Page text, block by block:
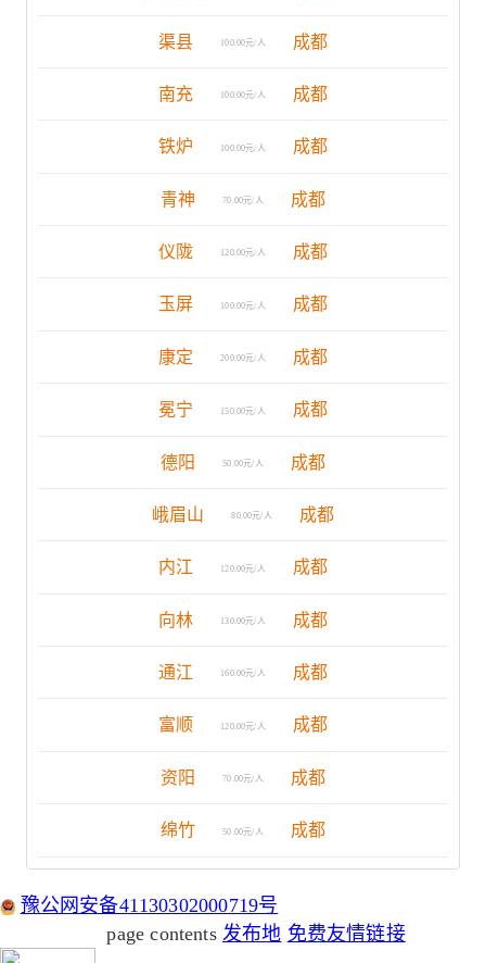
渠县 100.00元/人 成都
南充 100.00元/人 成都
铁炉 100.00元/人 成都
青神 70.00元/人 成都
仪陇 120.00元/人 成都
玉屏 100.00元/人 成都
康定 200.00元/人 成都
冕宁 150.00元/人 成都
德阳 50.00元/人 成都
峨眉山 80.00元/人 成都
内江 120.00元/人 成都
向林 130.00元/人 成都
通江 160.00元/人 成都
富顺 120.00元/人 成都
资阳 70.00元/人 成都
绵竹 50.00元/人 成都
豫公网安备41130302000719号
page contents 发布地 免费友情链接